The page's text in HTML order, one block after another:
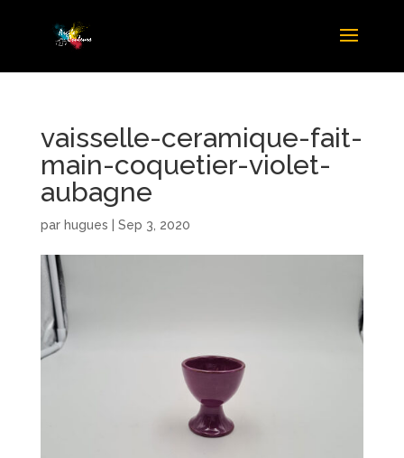
vaisselle-ceramique-fait-
main-coquetier-violet-
aubagne
par hugues Sep 3, 2020